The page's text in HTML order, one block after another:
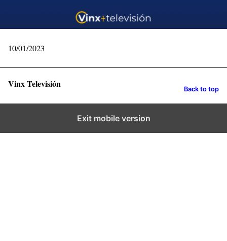
10/01/2023
Vinx Televisión Back to top
Exit mobile version